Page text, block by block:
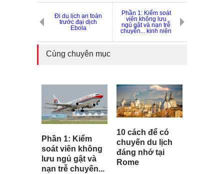
Đi du lịch an toàn
trước đại dịch
Ebola
Phần 1: Kiểm soát
viên không lưu
ngủ gật và nạn trễ
chuyến... kinh niên
Cùng chuyên mục
Phần 1: Kiểm
soát viên không
lưu ngủ gật và
nạn trễ chuyến...
10 cách để có
chuyến du lịch
đáng nhớ tại
Rome